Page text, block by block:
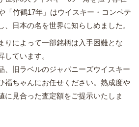
「竹鶴17年」はウイスキー・コンペテ
、日本の名を世界に知らしめました。
りによって一部銘柄は入手困難とな
しています。
、旧ラベルのジャパニーズウイスキー
福ちゃんにお任せください。熟成度や
に見合った査定額をご提示いたしま